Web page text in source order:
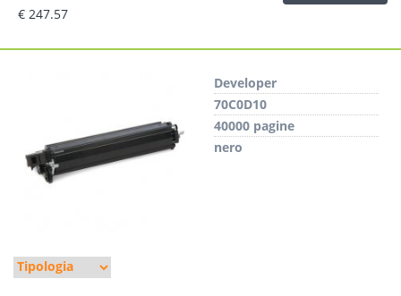
€ 247.57
Developer
70C0D10
40000 pagine
nero